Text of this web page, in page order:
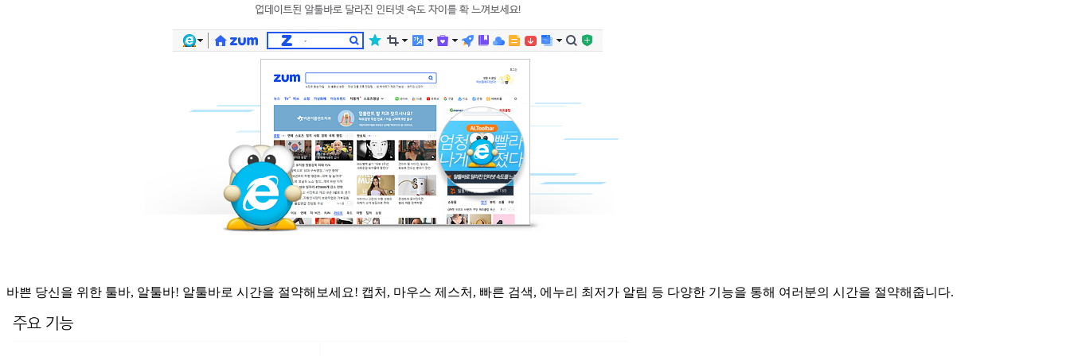
바쁜 당신을 위한 툴바, 알툴바! 알툴바로 시간을 절약해보세요! 캡처, 마우스 제스처, 빠른 검색, 에누리 최저가 알림 등 다양한 기능을 통해 여러분의 시간을 절약해줍니다.